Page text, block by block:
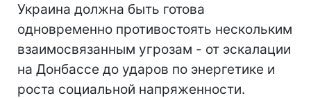
Украина должна быть готова
одновременно противостоять нескольким
взаимосвязанным угрозам - от эскалации
на Донбассе до ударов по энергетике и
роста социальной напряженности.